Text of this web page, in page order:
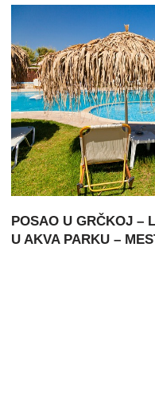
POSAO U GRČKOJ –
U AKVA PARKU –